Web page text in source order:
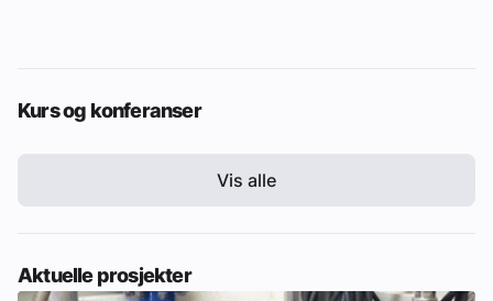
Kurs og konferanser
Vis alle
Aktuelle prosjekter